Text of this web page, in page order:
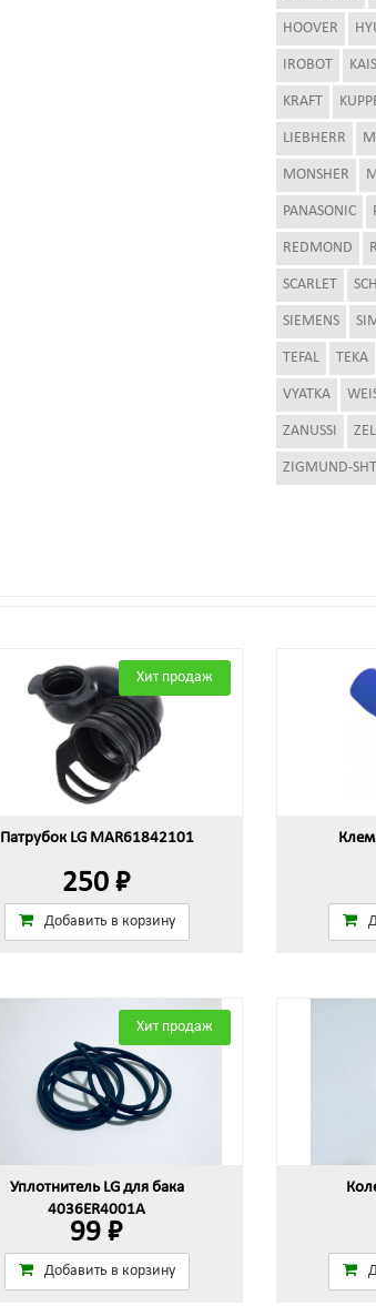
HOOVER
IROBOT
KRAFT
LIEBHERR
MONSHER
PANASONIC
REDMOND
SCARLET
SIEMENS
TEFAL TEKA
VYATKA
ZANUSSI
ZIGMUND-
Хит продаж
Патрубок LG MAR61842101
250 ₽
Добавить в корзину
Хит продаж
Уплотнитель LG для бака
4036ER4001A
99 ₽
Добавить в корзину